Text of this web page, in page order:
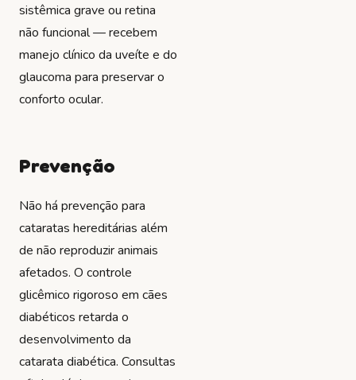
sistêmica grave ou retina
não funcional — recebem
manejo clínico da uveíte e do
glaucoma para preservar o
conforto ocular.
Prevenção
Não há prevenção para
cataratas hereditárias além
de não reproduzir animais
afetados. O controle
glicêmico rigoroso em cães
diabéticos retarda o
desenvolvimento da
catarata diabética. Consultas